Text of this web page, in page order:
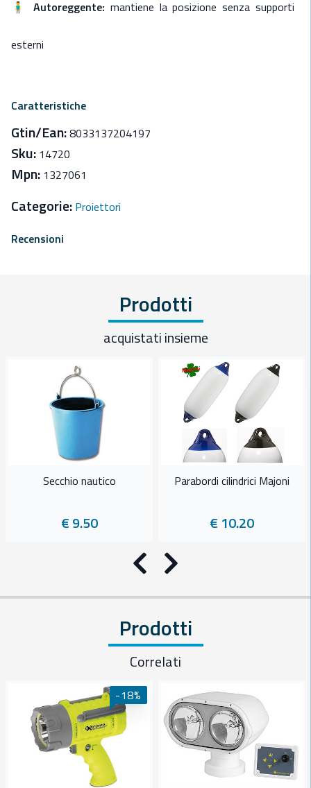
🧍‍♂️ Autoreggente: mantiene la posizione senza supporti
esterni
Caratteristiche
Gtin/Ean:8033137204197
Sku: 14720
Mpn: 1327061
Categorie: Proiettori
Recensioni
Prodotti
acquistati insieme
Secchio nautico
€ 9.50
Parabordi cilindrici Majoni
€ 10.20
Precedente
Successivo
Prodotti
Correlati
-18%